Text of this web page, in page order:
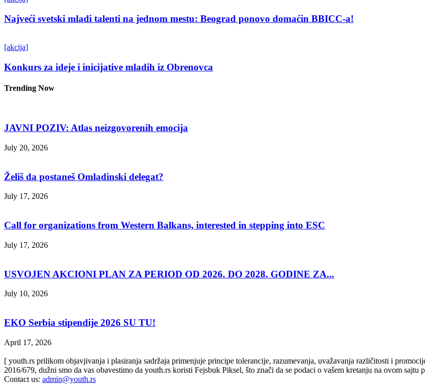
Najveći svetski mladi talenti na jednom mestu: Beograd ponovo domaćin BBICC-a!
[akcija]
Konkurs za ideje i inicijative mladih iz Obrenovca
Trending Now
JAVNI POZIV: Atlas neizgovorenih emocija
July 20, 2026
Želiš da postaneš Omladinski delegat?
July 17, 2026
Call for organizations from Western Balkans, interested in stepping into ESC
July 17, 2026
USVOJEN AKCIONI PLAN ZA PERIOD OD 2026. DO 2028. GODINE ZA...
July 10, 2026
EKO Serbia stipendije 2026 SU TU!
April 17, 2026
[ youth.rs prilikom objavjivanja i plasiranja sadržaja primenjuje principe tolerancije, razumevanja, uvažavanja različitosti i
2016/679, dužni smo da vas obavestimo da youth.rs koristi Fejsbuk Piksel, što znači da se podaci o vašem kretanju na ovom sajtu
Contact us: admin@youth.rs